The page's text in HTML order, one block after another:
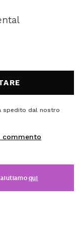
fare i tuoi
dei tuoi ordini e
spedito dal nostro
commento
qui